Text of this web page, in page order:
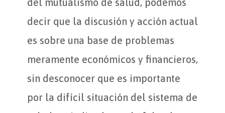
decir que la discusión y acción actual
es sobre una base de problemas
meramente económicos y financieros,
sin desconocer que es importante
por la difícil situación del sistema de